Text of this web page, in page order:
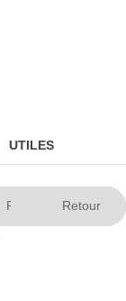
UTILES